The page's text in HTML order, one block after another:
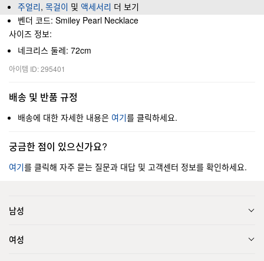
주얼리, 목걸이 및 액세서리 더 보기
벤더 코드: Smiley Pearl Necklace
사이즈 정보:
네크리스 둘레: 72cm
아이템 ID: 295401
배송 및 반품 규정
배송에 대한 자세한 내용은 여기를 클릭하세요.
궁금한 점이 있으신가요?
여기를 클릭해 자주 묻는 질문과 대답 및 고객센터 정보를 확인하세요.
남성
여성